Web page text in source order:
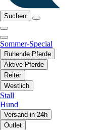
Suchen
Sommer-Special
Ruhende Pferde
Aktive Pferde
Reiter
Westlich
Stall
Hund
Versand in 24h
Outlet